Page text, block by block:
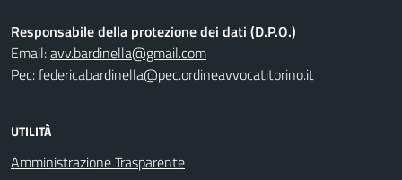
Responsabile della protezione dei dati (D.P.O.)
Email:avv.bardinella@gmail.com
Pec:federicabardinella@pec.ordineavvocatitorino.it
UTILITÀ
Amministrazione Trasparente